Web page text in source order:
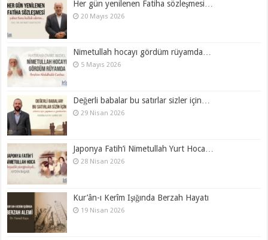
Her gün yenilenen Fatiha sözleşmesi…
20 Mayıs 2026
Nimetullah hocayı gördüm rüyamda…
5 Mayıs 2026
Değerli babalar bu satırlar sizler için…
29 Nisan 2026
Japonya Fatih’i Nimetullah Yurt Hoca…
28 Nisan 2026
Kur’ân-ı Kerîm Işığında Berzah Hayatı
19 Nisan 2026